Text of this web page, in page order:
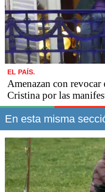
EL PAÍS.
Amenazan con
Cristina por las
En esta misma